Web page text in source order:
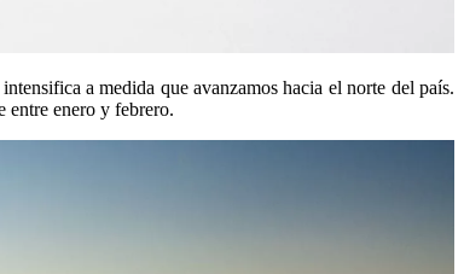
a medida que avanzamos hacia el norte del país.
entre enero y febrero.